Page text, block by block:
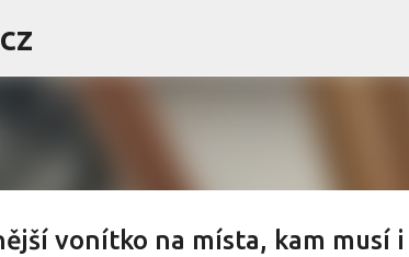
vonítko na místa, kam musí